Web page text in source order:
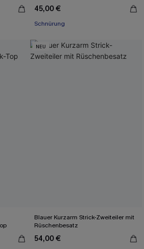
45,00 €
Schnürung
NEU
Blauer Kurzarm Strick-Zweiteiler mit
Rüschenbesatz
54,00 €